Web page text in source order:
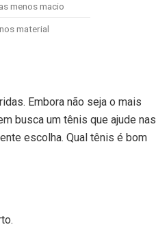
menos macio
material
Embora não seja o mais
busca um tênis que ajude nas
escolha. Qual tênis é bom